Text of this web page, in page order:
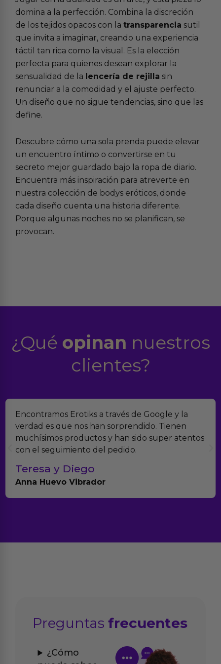
domina a la perfección. Combina la discreción
de los tejidos opacos con latransparencia sutil
que invita a imaginar, creando una experiencia
táctil tan rica como la visual. Es la elección
perfecta para quienes desean explorar la
sensualidad de la lencería de rejilla sin
renunciar a la comodidad y el ajuste perfecto.
Un diseño que no sigue tendencias, sino que las
define.
Descubre cómo una sola prenda puede elevar
un encuentro íntimo o convertirse en tu
secreto mejor guardado bajo la ropa de diario.
Encuentra más inspiración para atreverte en
nuestra colección de bodys eróticos, donde
cada diseño cuenta una historia diferente.
Porque algunas noches no se planifican, se
provocan.
¿Qué opinan nuestros
clientes?
Suelo comprar en tiendas eróticas online, y
Erotiks es una de las que más me gustan. No he
tenido nunca ningún problema con los
productos.
Paula A.
Brightpurple Vibrador y Rotador
Preguntasfrecuentes
¿Cómo